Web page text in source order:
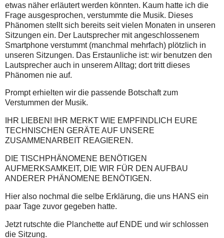
etwas näher erläutert werden könnten. Kaum hatte ich die
Frage ausgesprochen, verstummte die Musik. Dieses
Phänomen stellt sich bereits seit vielen Monaten in unseren
Sitzungen ein. Der Lautsprecher mit angeschlossenem
Smartphone verstummt (manchmal mehrfach) plötzlich in
unseren Sitzungen. Das Erstaunliche ist: wir benutzen den
Lautsprecher auch in unserem Alltag; dort tritt dieses
Phänomen nie auf.
Prompt erhielten wir die passende Botschaft zum
Verstummen der Musik.
IHR LIEBEN! IHR MERKT WIE EMPFINDLICH EURE
TECHNISCHEN GERÄTE AUF UNSERE
ZUSAMMENARBEIT REAGIEREN.
DIE TISCHPHÄNOMENE BENÖTIGEN
AUFMERKSAMKEIT, DIE WIR FÜR DEN AUFBAU
ANDERER PHÄNOMENE BENÖTIGEN.
Hier also nochmal die selbe Erklärung, die uns HANS ein
paar Tage zuvor gegeben hatte.
Jetzt rutschte die Planchette auf ENDE und wir schlossen
die Sitzung.